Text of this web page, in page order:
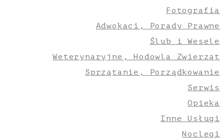
Fotografia
Adwokaci, Porady Prawne
Ślub i Wesele
Weterynaryjne, Hodowla Zwierząt
Sprzątanie, Porządkowanie
Serwis
Opieka
Inne Usługi
Noclegi